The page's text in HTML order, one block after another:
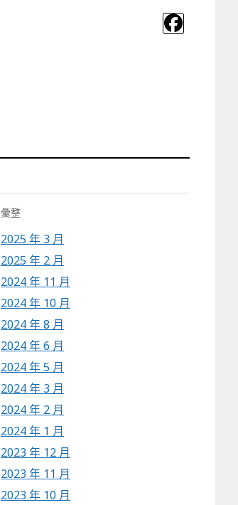
彙整
2025 年 3 月
2025 年 2 月
2024 年 11 月
2024 年 10 月
2024 年 8 月
2024 年 6 月
2024 年 5 月
2024 年 3 月
2024 年 2 月
2024 年 1 月
2023 年 12 月
2023 年 11 月
2023 年 10 月